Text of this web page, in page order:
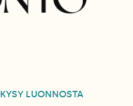
KYSY LUONNOSTA